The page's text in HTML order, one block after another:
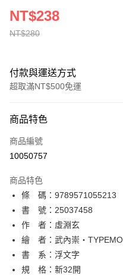
NT$280
NT$238
付款與運送方式
超取滿NT$500免運
信用卡一次付款
超商取貨付款
相關說明
【關於「AFTEE先享後付」】
AFTEE先享後付是「在收到商品
便利好安心！
１．簡單：不需註冊會員、不需綁
２．便利：只要手機號碼，簡訊認
３．安心：先確認商品／服務後，
【「AFTEE先享後付」結帳流程】
ATM付款
運送方式
全家取貨付款
每筆NT$80，滿NT$500(含以
商品特色
商品編號
10050757
商品特色
條 碼：9789571055213
書 號：25037458
作 者：虛淵玄
繪 者：武內崇
書 系：浮文字
規 格：新32開